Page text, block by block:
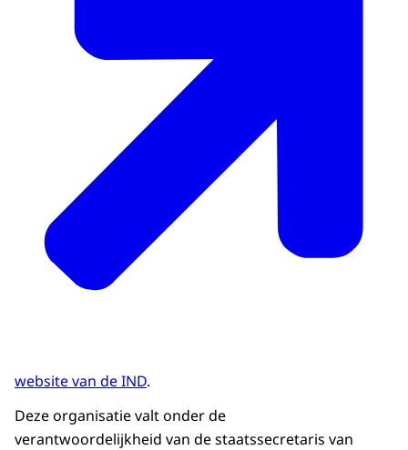
website van de IND.
Deze organisatie valt onder de
verantwoordelijkheid van de staatssecretaris van